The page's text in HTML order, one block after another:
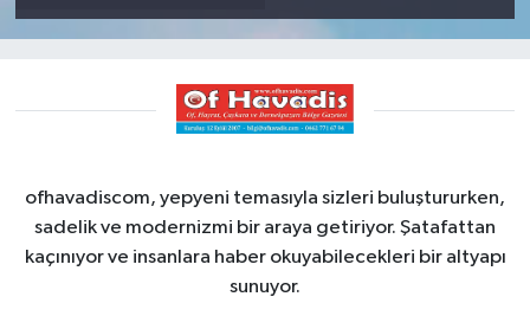
ofhavadiscom, yepyeni temasıyla sizleri buluştururken,
sadelik ve modernizmi bir araya getiriyor. Şatafattan
kaçınıyor ve insanlara haber okuyabilecekleri bir altyapı
sunuyor.